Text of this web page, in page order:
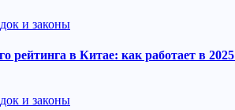
и законы
рейтинга в Китае: как работает в 2025
и законы